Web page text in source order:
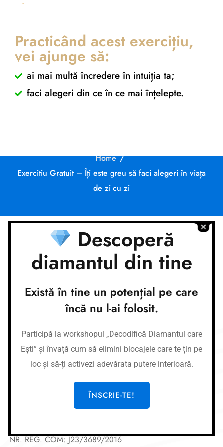
Exercitiu Gratuit – Îți
este greu să faci
alegeri în viața de zi
Home /
Exercitiu Gratuit – Îți este greu să faci alegeri în viața
de zi cu zi
Practicând acest exercițiu,
vei ajunge să:
ai mai multă încredere în intuiția ta;
faci alegeri din ce în ce mai înțelepte.
Conturi bancare
CR Coaching&Development
IBAN:RO37BTRLEURCRT0362684001
Nume cont:CR Coaching&Development
Nume banca:Banca Transilvania
RO87BTRLRONCRT0362684001
Cursuri
Afirmații
Workshop-uri
Gura de oxigen privată
CR COACHING & DEVELOPMENT SRL
NR. REG. COM: J23/3689/2016
Descoperă
diamantul din tine
Există în tine un potențial pe care
încă nu l-ai folosit.
Participă la workshopul „Decodifică Diamantul care
Ești” și învață cum să elimini blocajele care te țin pe
loc și să-ți activezi adevărata putere interioară.
ÎNSCRIE-TE!